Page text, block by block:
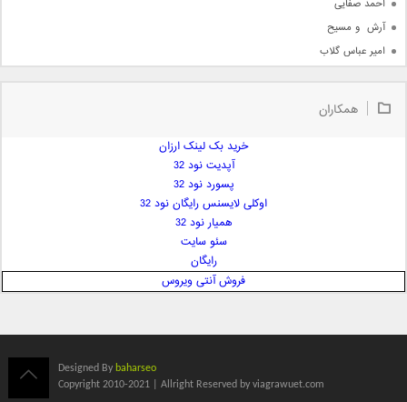
احمد صفایی
آرش  و مسیح
امیر عباس گلاب
امیر علی
ایمان غلامی
بابک جهانبخش
همکاران
خرید بک لینک ارزان
آپدیت نود 32
پسورد نود 32
اوکلی لایسنس رایگان نود 32
همیار نود 32
سئو سایت
رایگان
فروش آنتی ویروس
Designed By baharseo
Copyright 2010-2021 | Allright Reserved by viagrawuet.com